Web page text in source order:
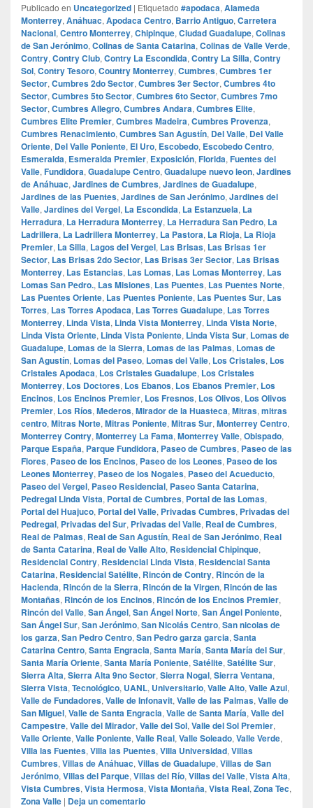
Publicado en Uncategorized | Etiquetado #apodaca, Alameda
Monterrey, Anáhuac, Apodaca Centro, Barrio Antiguo, Carretera
Nacional, Centro Monterrey, Chipinque, Ciudad Guadalupe, Colinas
de San Jerónimo, Colinas de Santa Catarina, Colinas de Valle Verde,
Contry, Contry Club, Contry La Escondida, Contry La Silla, Contry
Sol, Contry Tesoro, Country Monterrey, Cumbres, Cumbres 1er
Sector, Cumbres 2do Sector, Cumbres 3er Sector, Cumbres 4to
Sector, Cumbres 5to Sector, Cumbres 6to Sector, Cumbres 7mo
Sector, Cumbres Allegro, Cumbres Andara, Cumbres Elite,
Cumbres Elite Premier, Cumbres Madeira, Cumbres Provenza,
Cumbres Renacimiento, Cumbres San Agustín, Del Valle, Del Valle
Oriente, Del Valle Poniente, El Uro, Escobedo, Escobedo Centro,
Esmeralda, Esmeralda Premier, Exposición, Florida, Fuentes del
Valle, Fundidora, Guadalupe Centro, Guadalupe nuevo leon, Jardines
de Anáhuac, Jardines de Cumbres, Jardines de Guadalupe,
Jardines de las Puentes, Jardines de San Jerónimo, Jardines del
Valle, Jardines del Vergel, La Escondida, La Estanzuela, La
Herradura, La Herradura Monterrey, La Herradura San Pedro, La
Ladrillera, La Ladrillera Monterrey, La Pastora, La Rioja, La Rioja
Premier, La Silla, Lagos del Vergel, Las Brisas, Las Brisas 1er
Sector, Las Brisas 2do Sector, Las Brisas 3er Sector, Las Brisas
Monterrey, Las Estancias, Las Lomas, Las Lomas Monterrey, Las
Lomas San Pedro., Las Misiones, Las Puentes, Las Puentes Norte,
Las Puentes Oriente, Las Puentes Poniente, Las Puentes Sur, Las
Torres, Las Torres Apodaca, Las Torres Guadalupe, Las Torres
Monterrey, Linda Vista, Linda Vista Monterrey, Linda Vista Norte,
Linda Vista Oriente, Linda Vista Poniente, Linda Vista Sur, Lomas de
Guadalupe, Lomas de la Sierra, Lomas de las Palmas, Lomas de
San Agustín, Lomas del Paseo, Lomas del Valle, Los Cristales, Los
Cristales Apodaca, Los Cristales Guadalupe, Los Cristales
Monterrey, Los Doctores, Los Ebanos, Los Ebanos Premier, Los
Encinos, Los Encinos Premier, Los Fresnos, Los Olivos, Los Olivos
Premier, Los Ríos, Mederos, Mirador de la Huasteca, Mitras, mitras
centro, Mitras Norte, Mitras Poniente, Mitras Sur, Monterrey Centro,
Monterrey Contry, Monterrey La Fama, Monterrey Valle, Obispado,
Parque España, Parque Fundidora, Paseo de Cumbres, Paseo de las
Flores, Paseo de los Encinos, Paseo de los Leones, Paseo de los
Leones Monterrey, Paseo de los Nogales, Paseo del Acueducto,
Paseo del Vergel, Paseo Residencial, Paseo Santa Catarina,
Pedregal Linda Vista, Portal de Cumbres, Portal de las Lomas,
Portal del Huajuco, Portal del Valle, Privadas Cumbres, Privadas del
Pedregal, Privadas del Sur, Privadas del Valle, Real de Cumbres,
Real de Palmas, Real de San Agustín, Real de San Jerónimo, Real
de Santa Catarina, Real de Valle Alto, Residencial Chipinque,
Residencial Contry, Residencial Linda Vista, Residencial Santa
Catarina, Residencial Satélite, Rincón de Contry, Rincón de la
Hacienda, Rincón de la Sierra, Rincón de la Virgen, Rincón de las
Montañas, Rincón de los Encinos, Rincón de los Encinos Premier,
Rincón del Valle, San Ángel, San Ángel Norte, San Ángel Poniente,
San Ángel Sur, San Jerónimo, San Nicolás Centro, San nicolas de
los garza, San Pedro Centro, San Pedro garza garcia, Santa
Catarina Centro, Santa Engracia, Santa María, Santa María del Sur,
Santa María Oriente, Santa María Poniente, Satélite, Satélite Sur,
Sierra Alta, Sierra Alta 9no Sector, Sierra Nogal, Sierra Ventana,
Sierra Vista, Tecnológico, UANL, Universitario, Valle Alto, Valle Azul,
Valle de Fundadores, Valle de Infonavit, Valle de las Palmas, Valle de
San Miguel, Valle de Santa Engracia, Valle de Santa María, Valle del
Campestre, Valle del Mirador, Valle del Sol, Valle del Sol Premier,
Valle Oriente, Valle Poniente, Valle Real, Valle Soleado, Valle Verde,
Villa las Fuentes, Villa las Puentes, Villa Universidad, Villas
Cumbres, Villas de Anáhuac, Villas de Guadalupe, Villas de San
Jerónimo, Villas del Parque, Villas del Río, Villas del Valle, Vista Alta,
Vista Cumbres, Vista Hermosa, Vista Montaña, Vista Real, Zona Tec,
Zona Valle | Deja un comentario